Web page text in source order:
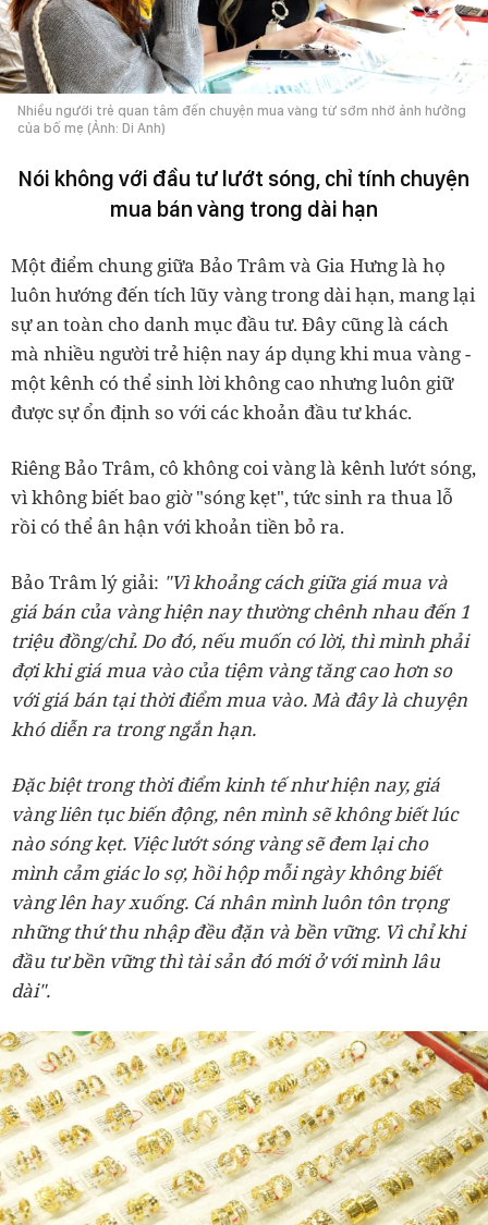
Nhiều người trẻ quan tâm đến chuyện mua vàng từ sớm nhờ ảnh hưởng
của bố mẹ (Ảnh: Di Anh)
Nói không với đầu tư lướt sóng, chỉ tính chuyện
mua bán vàng trong dài hạn
Một điểm chung giữa Bảo Trâm và Gia Hưng là họ
luôn hướng đến tích lũy vàng trong dài hạn, mang lại
sự an toàn cho danh mục đầu tư. Đây cũng là cách
mà nhiều người trẻ hiện nay áp dụng khi mua vàng -
một kênh có thể sinh lời không cao nhưng luôn giữ
được sự ổn định so với các khoản đầu tư khác.
Riêng Bảo Trâm, cô không coi vàng là kênh lướt sóng,
vì không biết bao giờ "sóng kẹt", tức sinh ra thua lỗ
rồi có thể ân hận với khoản tiền bỏ ra.
Bảo Trâm lý giải: "Vì khoảng cách giữa giá mua và
giá bán của vàng hiện nay thường chênh nhau đến 1
triệu đồng/chỉ. Do đó, nếu muốn có lời, thì mình phải
đợi khi giá mua vào của tiệm vàng tăng cao hơn so
với giá bán tại thời điểm mua vào. Mà đây là chuyện
khó diễn ra trong ngắn hạn.
Đặc biệt trong thời điểm kinh tế như hiện nay, giá
vàng liên tục biến động, nên mình sẽ không biết lúc
nào sóng kẹt. Việc lướt sóng vàng sẽ đem lại cho
mình cảm giác lo sợ, hồi hộp mỗi ngày không biết
vàng lên hay xuống. Cá nhân mình luôn tôn trọng
những thứ thu nhập đều đặn và bền vững. Vì chỉ khi
đầu tư bền vững thì tài sản đó mới ở với mình lâu
dài".